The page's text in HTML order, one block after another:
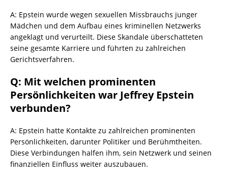
A: Epstein wurde wegen sexuellen Missbrauchs junger
Mädchen und dem Aufbau eines kriminellen Netzwerks
angeklagt und verurteilt. Diese Skandale überschatteten
seine gesamte Karriere und führten zu zahlreichen
Gerichtsverfahren.
Q: Mit welchen prominenten
Persönlichkeiten war Jeffrey Epstein
verbunden?
A: Epstein hatte Kontakte zu zahlreichen prominenten
Persönlichkeiten, darunter Politiker und Berühmtheiten.
Diese Verbindungen halfen ihm, sein Netzwerk und seinen
finanziellen Einfluss weiter auszubauen.